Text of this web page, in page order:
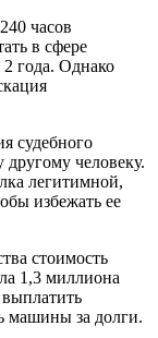
часов
в сфере
года. Однако
судебного
человеку.
легитимной,
избежать ее
стоимость
1,3 миллиона
машины за долги.